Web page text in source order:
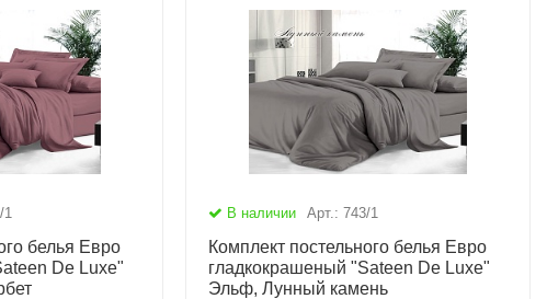
белья Евро
De Luxe"
В наличии Арт.: 743/1
Комплект постельного белья Евро
гладкокрашеный "Sateen De Luxe"
Эльф, Лунный камень